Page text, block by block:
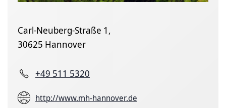
Carl-Neuberg-Straße 1,
30625 Hannover
+49 511 5320
http://www.mh-hannover.de